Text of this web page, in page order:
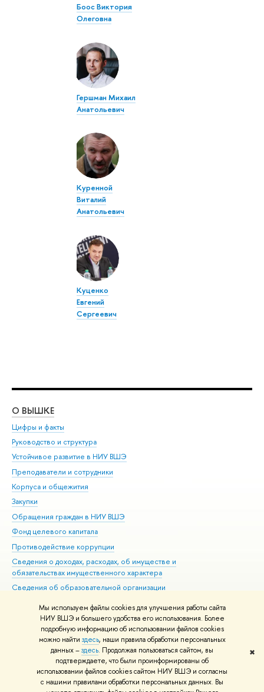
Мы используем файлы cookies для улучшения работы сайта
НИУ ВШЭ и большего удобства его использования. Более
подробную информацию об использовании файлов cookies
можно найти здесь, наши правила обработки персональных
данных –здесь. Продолжая пользоваться сайтом, вы
подтверждаете, что были проинформированы об
использовании файлов cookies сайтом НИУ ВШЭ и согласны
с нашими правилами обработки персональных данных. Вы
✖
Боос Виктория
Олеговна
Гершман Михаил
Анатольевич
Куренной
Виталий
Анатольевич
Куценко
Евгений
Сергеевич
О ВЫШКЕ
Цифры и факты
Руководство и структура
Устойчивое развитие в НИУ ВШЭ
Преподаватели и сотрудники
Корпуса и общежития
Закупки
Обращения граждан в НИУ ВШЭ
Фонд целевого капитала
Противодействие коррупции
Сведения о доходах, расходах, об имуществе и
обязательствах имущественного характера
Сведения об образовательной организации
Людям с ограниченными возможностями здоровья
Единая платежная страница
Работа в Вышке
© НИУ ВШЭ 1993–2026 Адреса и контакты Условия использования
материалов Политика конфиденциальности Карта сайта